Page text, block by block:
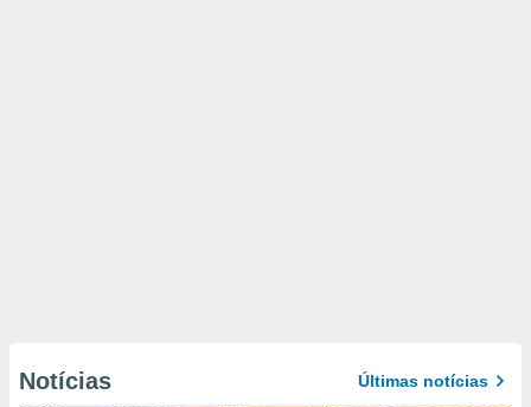
Notícias Últimas notícias